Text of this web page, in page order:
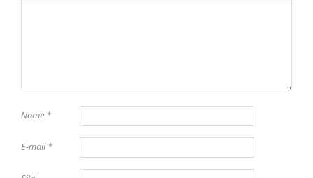
Nome *
E-mail*